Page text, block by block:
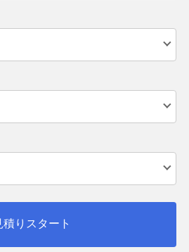
積りスタート